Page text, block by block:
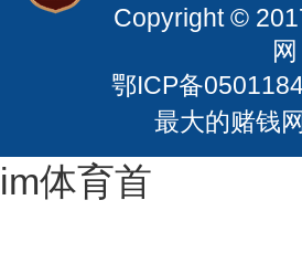
Copyright ©
鄂ICP备
最大的赌钱
im体育首